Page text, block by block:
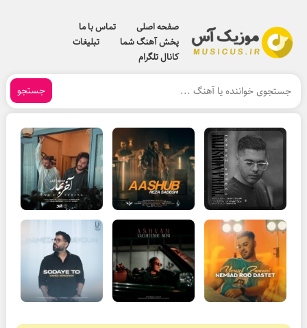
صفحه اصلی
تماس با ما
پخش آهنگ شما
تبلیغات
کانال تلگرام
جستجو